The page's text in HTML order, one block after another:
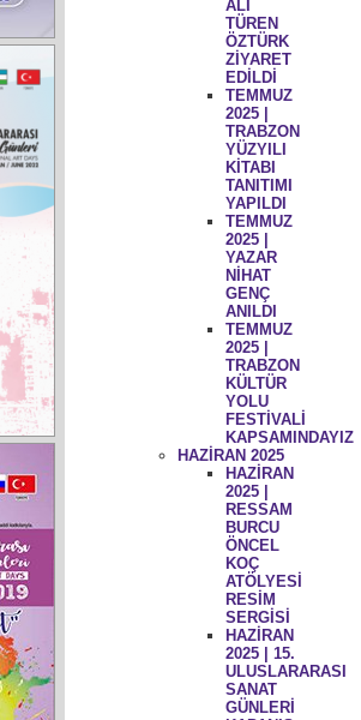
ALİ
TÜREN
ÖZTÜRK
ZİYARET
EDİLDİ
TEMMUZ
2025 |
TRABZON
YÜZYILI
KİTABI
TANITIMI
YAPILDI
TEMMUZ
2025 |
YAZAR
NİHAT
GENÇ
ANILDI
TEMMUZ
2025 |
TRABZON
KÜLTÜR
YOLU
FESTİVALİ
KAPSAMINDAYIZ
HAZİRAN 2025
HAZİRAN
2025 |
RESSAM
BURCU
ÖNCEL
KOÇ
ATÖLYESİ
RESİM
SERGİSİ
HAZİRAN
2025 | 15.
ULUSLARARASI
SANAT
GÜNLERİ